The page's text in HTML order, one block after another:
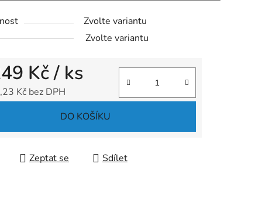
Zvolte variantu
Zvolte variantu
Kč/ ks
Kč bez DPH
DO KOŠÍKU
Zeptat se Sdílet